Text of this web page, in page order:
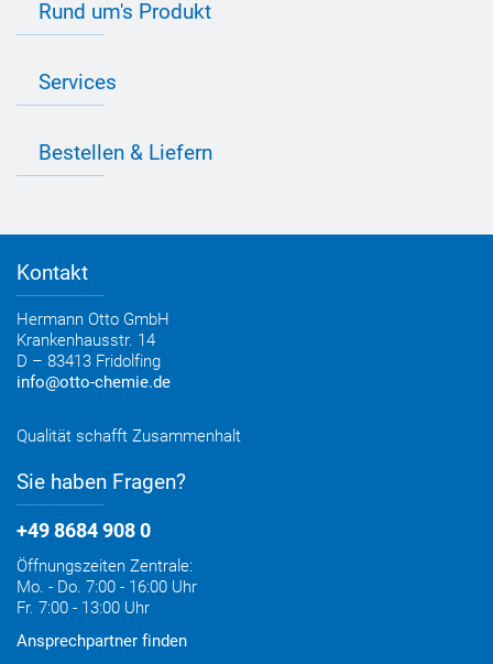
Bau Newsletter
Presse
Jobs
Referenzen
Rund um's Produkt
Farbvielfalt
Informationen zu Prüfzeichen
Services
Farbempfehlungen
Verbrauchsrechner
Medienportal
Bestellen & Liefern
Bestelloptionen
Elektronischer Rechnungsversand
Entsorgung & Verpackungsrücknahme
Kontakt
Hermann Otto GmbH
Krankenhausstr. 14
D – 83413 Fridolfing
info@otto-chemie.de
Qualität schafft Zusammenhalt
Sie haben Fragen?
+49 8684 908 0
Öffnungszeiten Zentrale:
Mo. - Do. 7:00 - 16:00 Uhr
Fr. 7:00 - 13:00 Uhr
Ansprechpartner finden